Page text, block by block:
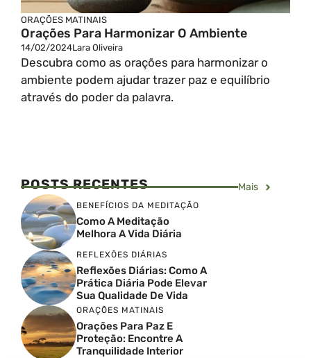
ORAÇÕES MATINAIS
Orações Para Harmonizar O Ambiente
14/02/2024Lara Oliveira
Descubra como as orações para harmonizar o
ambiente podem ajudar trazer paz e equilíbrio
através do poder da palavra.
POSTS RECENTES Mais
BENEFÍCIOS DA MEDITAÇÃO
Como A Meditação
Melhora A Vida Diária
REFLEXÕES DIÁRIAS
Reflexões Diárias: Como A
Prática Diária Pode Elevar
Sua Qualidade De Vida
ORAÇÕES MATINAIS
Orações Para Paz E
Proteção: Encontre A
Tranquilidade Interior